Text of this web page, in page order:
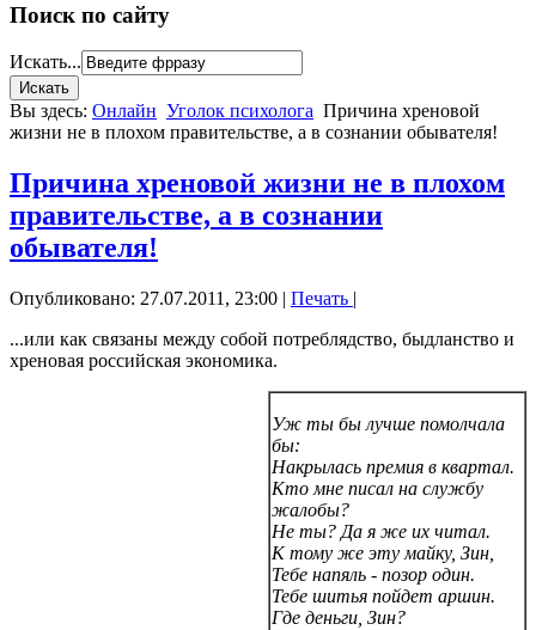
Поиск по сайту
Искать...
Вы здесь: Онлайн Уголок психолога Причина хреновой
жизни не в плохом правительстве, а в сознании обывателя!
Причина хреновой жизни не в плохом
правительстве, а в сознании
обывателя!
Опубликовано: 27.07.2011, 23:00 | Печать |
...или как связаны между собой потреблядство, быдланство и
хреновая российская экономика.
Уж ты бы лучше помолчала
бы:
Накрылась премия в квартал.
Кто мне писал на службу
жалобы?
Не ты? Да я же их читал.
К тому же эту майку, Зин,
Тебе напяль - позор один.
Тебе шитья пойдет аршин.
Где деньги, Зин?